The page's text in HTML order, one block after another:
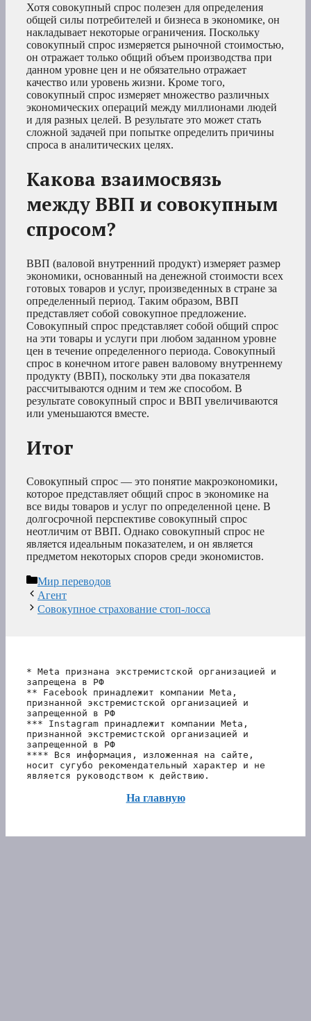
Хотя совокупный спрос полезен для определения
общей силы потребителей и бизнеса в экономике, он
накладывает некоторые ограничения. Поскольку
совокупный спрос измеряется рыночной стоимостью,
он отражает только общий объем производства при
данном уровне цен и не обязательно отражает
качество или уровень жизни. Кроме того,
совокупный спрос измеряет множество различных
экономических операций между миллионами людей
и для разных целей. В результате это может стать
сложной задачей при попытке определить причины
спроса в аналитических целях.
Какова взаимосвязь
между ВВП и совокупным
спросом?
ВВП (валовой внутренний продукт) измеряет размер
экономики, основанный на денежной стоимости всех
готовых товаров и услуг, произведенных в стране за
определенный период. Таким образом, ВВП
представляет собой совокупное предложение.
Совокупный спрос представляет собой общий спрос
на эти товары и услуги при любом заданном уровне
цен в течение определенного периода. Совокупный
спрос в конечном итоге равен валовому внутреннему
продукту (ВВП), поскольку эти два показателя
рассчитываются одним и тем же способом. В
результате совокупный спрос и ВВП увеличиваются
или уменьшаются вместе.
Итог
Совокупный спрос — это понятие макроэкономики,
которое представляет общий спрос в экономике на
все виды товаров и услуг по определенной цене. В
долгосрочной перспективе совокупный спрос
неотличим от ВВП. Однако совокупный спрос не
является идеальным показателем, и он является
предметом некоторых споров среди экономистов.
Рубрики
Мир переводов
Агент
Совокупное страхование стоп-лосса
* Meta признана экстремистской организацией и
запрещена в РФ
** Facebook принадлежит компании Meta,
признанной экстремистской организацией и
запрещенной в РФ
*** Instagram принадлежит компании Meta,
признанной экстремистской организацией и
запрещенной в РФ
**** Вся информация, изложенная на сайте,
носит сугубо рекомендательный характер и не
является руководством к действию.
На главную